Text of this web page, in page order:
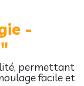
-
permettant
facile et